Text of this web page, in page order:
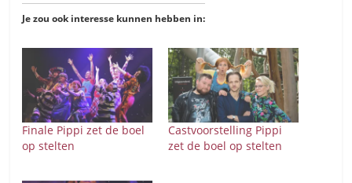
Je zou ook interesse kunnen hebben in:
Finale Pippi zet de boel
op stelten
Castvoorstelling Pippi
zet de boel op stelten